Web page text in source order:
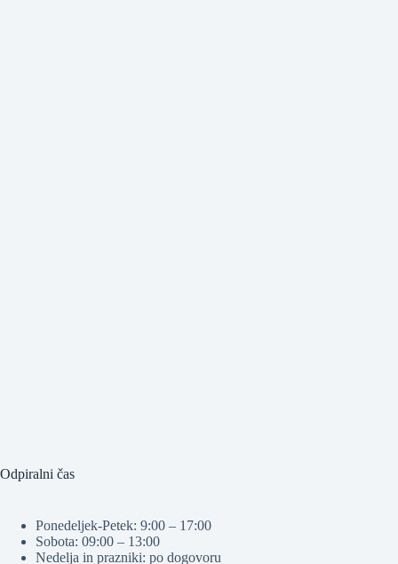
Odpiralni čas
Ponedeljek-Petek: 9:00 – 17:00
Sobota: 09:00 – 13:00
Nedelja in prazniki: po dogovoru